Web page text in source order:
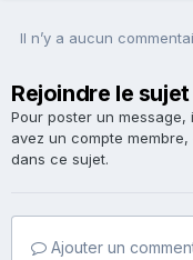
Il n’y a aucun
Rejoindre le
Pour poster un
avez un compte membre,
dans ce sujet.
Ajouter un